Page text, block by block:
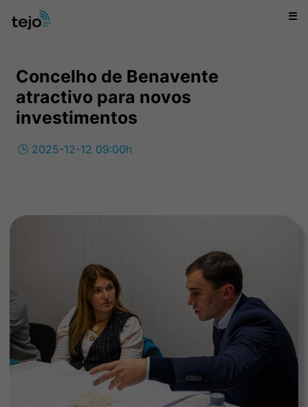
☰
Concelho de Benavente
atractivo para novos
investimentos
🕒 2025-12-12 09:00h